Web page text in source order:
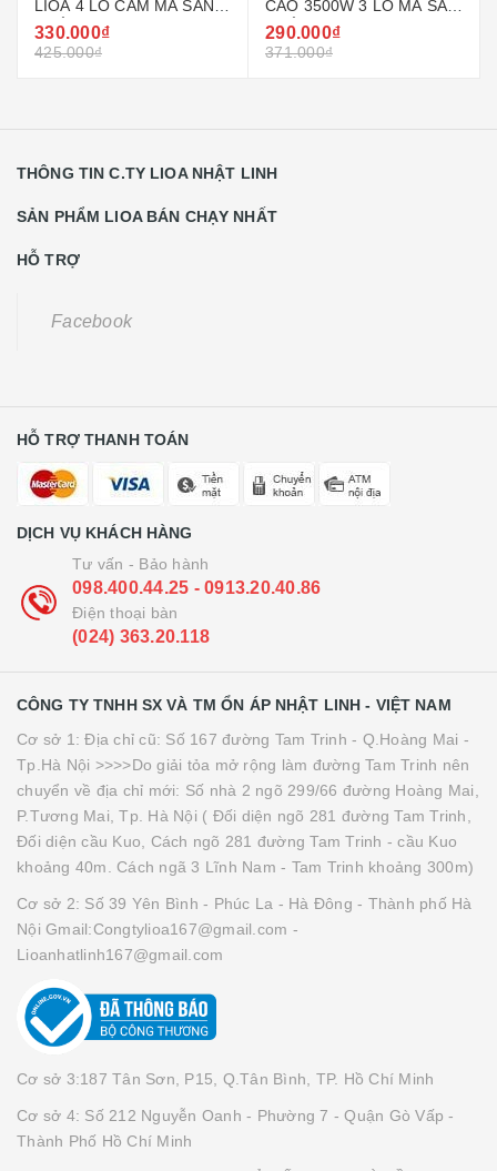
LIOA 4 LỖ CẮM MÃ SẢN
PHẨM 4OFSSV2.5-2 (
4OFSSV3-3 )
330.000₫
425.000₫
CAO 3500W 3 LỖ MÃ SẢN
PHẨM 3OFSSA2.5-2 (
3OFSSW3-3 )
290.000₫
371.000₫
THÔNG TIN C.TY LIOA NHẬT LINH
SẢN PHẨM LIOA BÁN CHẠY NHẤT
HỖ TRỢ
Facebook
HỖ TRỢ THANH TOÁN
DỊCH VỤ KHÁCH HÀNG
Tư vấn - Bảo hành
098.400.44.25 - 0913.20.40.86
Điện thoại bàn
(024) 363.20.118
CÔNG TY TNHH SX VÀ TM ỔN ÁP NHẬT LINH - VIỆT NAM
Cơ sở 1: Địa chỉ cũ: Số 167 đường Tam Trinh - Q.Hoàng Mai -
Tp.Hà Nội >>>>Do giải tỏa mở rộng làm đường Tam Trinh nên
chuyển về địa chỉ mới: Số nhà 2 ngõ 299/66 đường Hoàng Mai,
P.Tương Mai, Tp. Hà Nội ( Đối diện ngõ 281 đường Tam Trinh,
Đối diện cầu Kuo, Cách ngõ 281 đường Tam Trinh - cầu Kuo
khoảng 40m. Cách ngã 3 Lĩnh Nam - Tam Trinh khoảng 300m)
Cơ sở 2: Số 39 Yên Bình - Phúc La - Hà Đông - Thành phố Hà
Nội Gmail:Congtylioa167@gmail.com -
Lioanhatlinh167@gmail.com
Cơ sở 3:187 Tân Sơn, P15, Q.Tân Bình, TP. Hồ Chí Minh
Cơ sở 4: Số 212 Nguyễn Oanh - Phường 7 - Quận Gò Vấp -
Thành Phố Hồ Chí Minh